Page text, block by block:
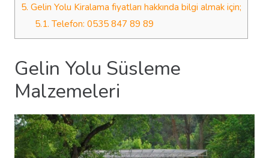
5. Gelin Yolu Kiralama fiyatları hakkında bilgi almak için;
5.1. Telefon: 0535 847 89 89
Gelin Yolu Süsleme
Malzemeleri